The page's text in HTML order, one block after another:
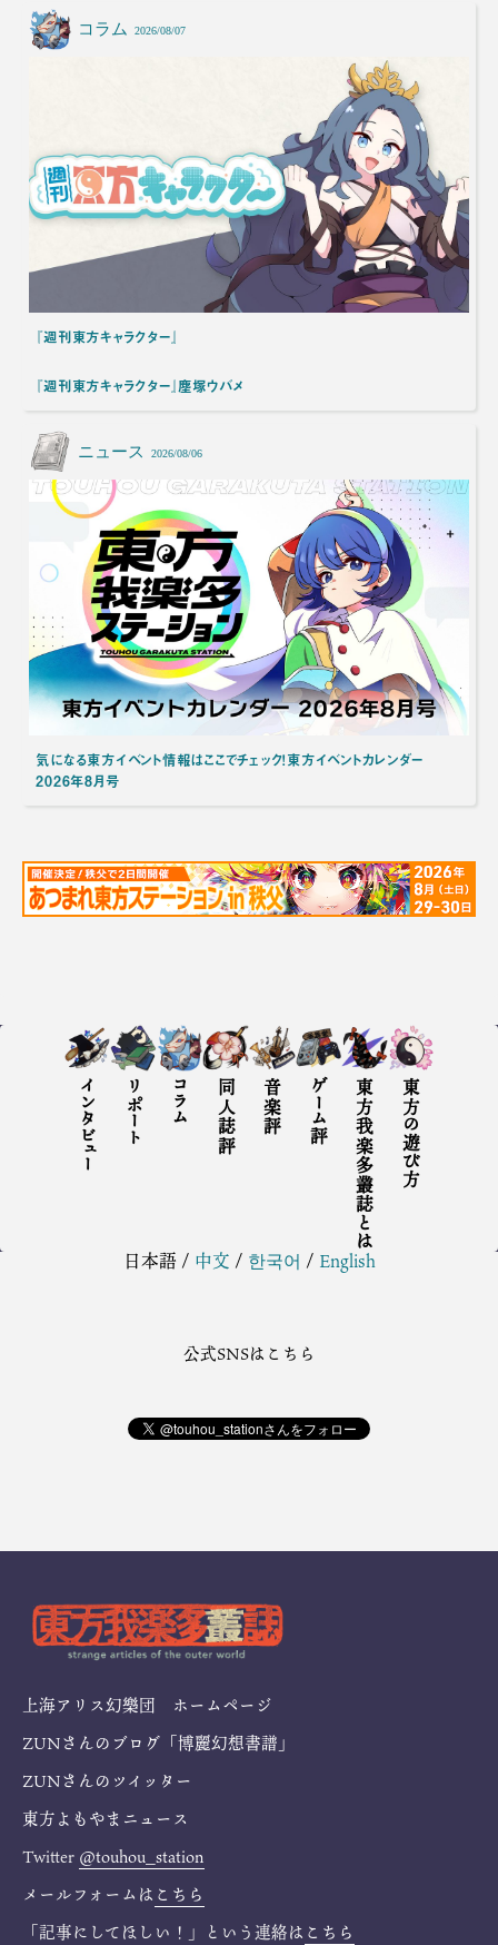
コラム 2026/08/07
『週刊東方キャラクター』
『週刊東方キャラクター』塵塚ウバメ
ニュース 2026/08/06
気になる東方イベント情報はここでチェック！東方イベントカレンダー
2026年8月号
インタビュー リポート コラム 同人誌評 音楽評 ゲーム評 東方我楽多叢誌とは 東方の遊び方
日本語/ 中文 / 한국어 / English
公式SNSはこちら
上海アリス幻樂団 ホームページ
ZUNさんのブログ「博麗幻想書譜」
ZUNさんのツイッター
東方よもやまニュース
Twitter @touhou_station
メールフォームは こちら
「記事にしてほしい！」という連絡は こちら